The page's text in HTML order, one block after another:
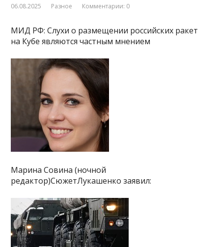
06.08.2025 Разное Комментарии: 0
МИД РФ: Слухи о размещении российских ракет
на Кубе являются частным мнением
Марина Совина (ночной
редактор)СюжетЛукашенко заявил: